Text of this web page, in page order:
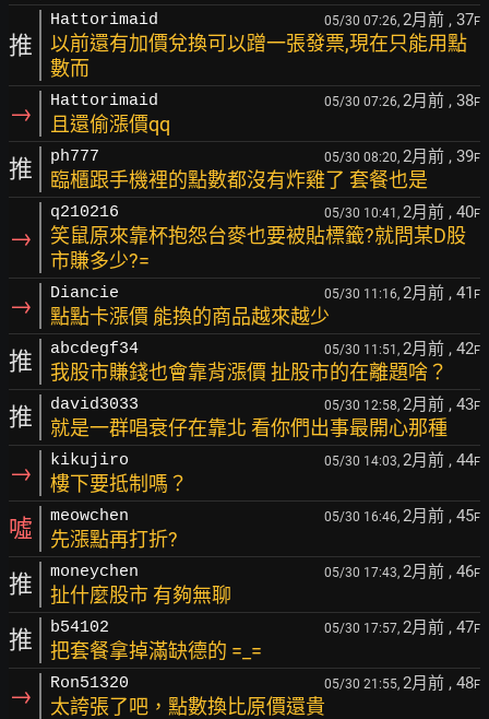
推
Hattorimaid 05/30 07:26, 2月前 , 37F
以前還有加價兌換可以蹭一張發票,現在只能用點
數而
→ Hattorimaid 05/30 07:26, 2月前 , 38F
且還偷漲價qq
推 ph777 05/30 08:20, 2月前 , 39F
臨櫃跟手機裡的點數都沒有炸雞了 套餐也是
→
q210216 05/30 10:41, 2月前 , 40F
笑鼠原來靠杯抱怨台麥也要被貼標籤?就問某D股
市賺多少?=
→ Diancie 05/30 11:16, 2月前 , 41 F
點點卡漲價 能換的商品越來越少
推 abcdegf34 05/30 11:51, 2月前 , 42F
我股市賺錢也會靠背漲價 扯股市的在離題啥？
推 david3033 05/30 12:58, 2月前 , 43F
就是一群唱衰仔在靠北 看你們出事最開心那種
→ kikujiro 05/30 14:03, 2月前 , 44F
樓下要抵制嗎？
噓 meowchen 05/30 16:46, 2月前 , 45F
先漲點再打折?
推 moneychen 05/30 17:43, 2月前 , 46F
扯什麼股市 有夠無聊
推 b54102 05/30 17:57, 2月前 , 47F
把套餐拿掉滿缺德的 =_=
→ Ron51320 05/30 21:55, 2月前 , 48F
太誇張了吧，點數換比原價還貴